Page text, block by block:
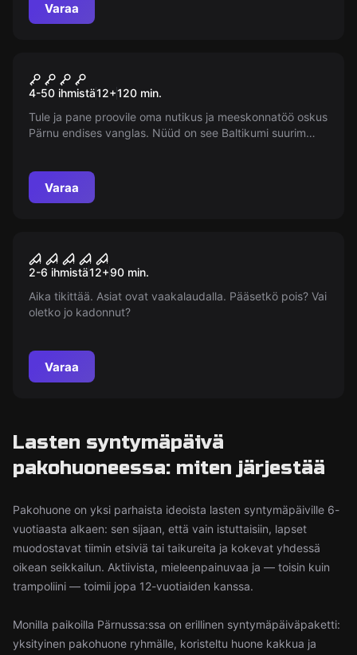
Varaa
Suosittu
Vankilasta pakeneminen
(yksityinen)
4-50 ihmistä12+120 min.
Tule ja pane proovile oma nutikus ja meeskonnatöö oskus
Pärnu endises vanglas. Nüüd on see Baltikumi suurim
Varaa
Suosittu
Luupainaja: Peeglitagune
Maailm
2-6 ihmistä12+90 min.
Aika tikittää. Asiat ovat vaakalaudalla. Pääsetkö pois? Vai
oletko jo kadonnut?
Varaa
Lasten syntymäpäivä
pakohuoneessa: miten järjestää
Pakohuone on yksi parhaista ideoista lasten syntymäpäiville 6-
vuotiaasta alkaen: sen sijaan, että vain istuttaisiin, lapset
muodostavat tiimin etsiviä tai taikureita ja kokevat yhdessä
oikean seikkailun. Aktiivista, mieleenpainuvaa ja — toisin kuin
trampoliini — toimii jopa 12-vuotiaiden kanssa.
Monilla paikoilla Pärnussa:ssa on erillinen syntymäpäiväpaketti:
yksityinen pakohuone ryhmälle, koristeltu huone kakkua ja